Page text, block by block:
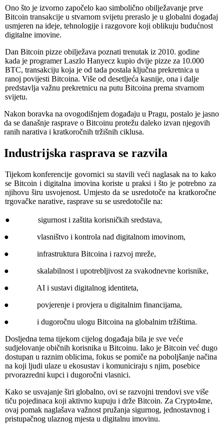
Ono što je izvorno započelo kao simbolično obilježavanje prve
Bitcoin transakcije u stvarnom svijetu preraslo je u globalni događaj
usmjeren na ideje, tehnologije i razgovore koji oblikuju budućnost
digitalne imovine.
Dan Bitcoin pizze obilježava poznati trenutak iz 2010. godine
kada je programer Laszlo Hanyecz kupio dvije pizze za 10.000
BTC, transakciju koja je od tada postala ključna prekretnica u
ranoj povijesti Bitcoina. Više od desetljeća kasnije, ona i dalje
predstavlja važnu prekretnicu na putu Bitcoina prema stvarnom
svijetu.
Nakon boravka na ovogodišnjem događaju u Pragu, postalo je jasno
da se današnje rasprave o Bitcoinu protežu daleko izvan njegovih
ranih narativa i kratkoročnih tržišnih ciklusa.
Industrijska rasprava se razvila
Tijekom konferencije govornici su stavili veći naglasak na to kako
se Bitcoin i digitalna imovina koriste u praksi i što je potrebno za
njihovu širu usvojenost. Umjesto da se usredotoče na kratkoročne
trgovačke narative, rasprave su se usredotočile na:
● sigurnost i zaštita korisničkih sredstava,
● vlasništvo i kontrola nad digitalnom imovinom,
● infrastruktura Bitcoina i razvoj mreže,
● skalabilnost i upotrebljivost za svakodnevne korisnike,
● AI i sustavi digitalnog identiteta,
● povjerenje i provjera u digitalnim financijama,
● i dugoročnu ulogu Bitcoina na globalnim tržištima.
Dosljedna tema tijekom cijelog događaja bila je sve veće
sudjelovanje običnih korisnika u Bitcoinu. Iako je Bitcoin već dugo
dostupan u raznim oblicima, fokus se pomiče na poboljšanje načina
na koji ljudi ulaze u ekosustav i komuniciraju s njim, posebice
prvorazredni kupci i dugoročni vlasnici.
Kako se usvajanje širi globalno, ovi se razvojni trendovi sve više
tiču pojedinaca koji aktivno kupuju i drže Bitcoin. Za Crypto4me,
ovaj pomak naglašava važnost pružanja sigurnog, jednostavnog i
pristupačnog ulaznog mjesta u digitalnu imovinu.